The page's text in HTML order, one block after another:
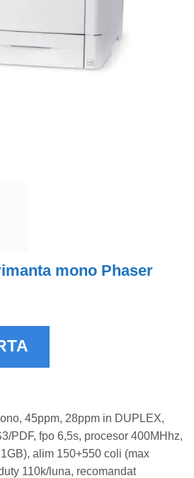
mono Phaser
45ppm, 28ppm in DUPLEX,
PDF, fpo 6,5s, procesor 400MHhz,
alim 150+550 coli (max
110k/luna, recomandat